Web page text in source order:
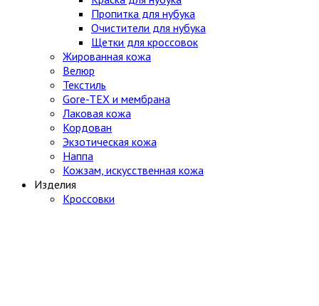
Пропитка для нубука
Очистители для нубука
Щетки для кроссовок
Жированная кожа
Велюр
Текстиль
Gore-TEX и мембрана
Лаковая кожа
Кордован
Экзотическая кожа
Наппа
Кожзам, искусственная кожа
Изделия
Кроссовки